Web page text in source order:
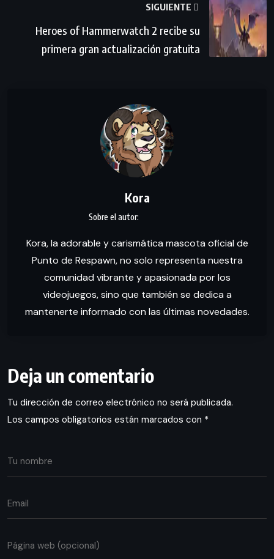
SIGUIENTE
Heroes of Hammerwatch 2 recibe su
primera gran actualización gratuita
Kora
Kora, la adorable y carismática mascota oficial de
Punto de Respawn, no solo representa nuestra
comunidad vibrante y apasionada por los
videojuegos, sino que también se dedica a
mantenerte informado con las últimas novedades.
Deja un comentario
Tu dirección de correo electrónico no será publicada.
Los campos obligatorios están marcados con *